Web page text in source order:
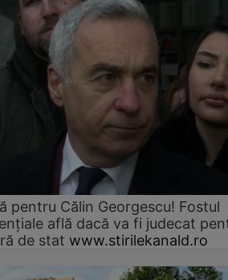
pentru Călin Georgescu! Fostul
află dacă va fi judecat
de stat www.stirilekanald.ro